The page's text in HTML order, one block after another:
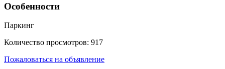
Особенности
Паркинг
Количество просмотров: 917
Пожаловаться на объявление